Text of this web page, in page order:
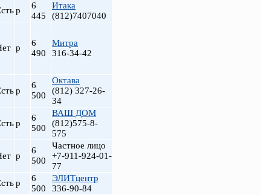
р
6
445
Итака
(812)7407040
р
6
490
Митра
316-34-42
р
6
500
Октава
(812) 327-26-
34
р
6
500
ВАШ ДОМ
(812)575-8-
575
р
6
500
Частное лицо
+7-911-924-01-
77
р
6
500
ЭЛИТцентр
336-90-84